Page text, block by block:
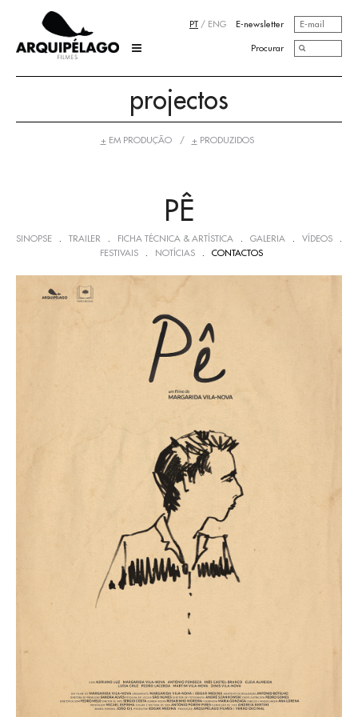
PT / ENG E-newsletter
Procurar
projectos
+EM PRODUÇÃO +PRODUZIDOS
PÊ
SINOPSE TRAILER FICHA TÉCNICA & ARTÍSTICA GALERIA VÍDEOS
FESTIVAIS NOTÍCIAS CONTACTOS